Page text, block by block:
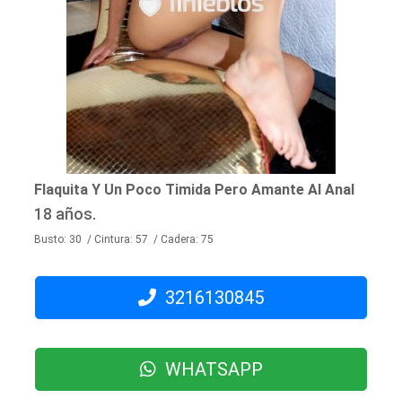
Flaquita Y Un Poco Timida Pero Amante Al Anal
18 años.
Busto: 30 / Cintura: 57 / Cadera: 75
3216130845
WHATSAPP